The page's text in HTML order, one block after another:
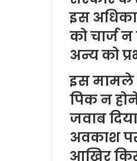
इस
को चार्ज
अन्य को
इस मामले
पिक न
जवाब
अवकाश
आखिर